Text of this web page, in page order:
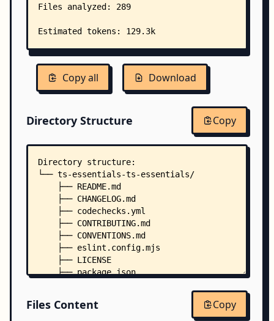
Copy all Download
Directory Structure Copy
Directory structure:
└── ts-essentials-ts-essentials/
    ├── README.md
    ├── CHANGELOG.md
    ├── codechecks.yml
    ├── CONTRIBUTING.md
    ├── CONVENTIONS.md
    ├── eslint.config.mjs
    ├── LICENSE
    ├── package.json
    ├── tsconfig.test.json
Files Content Copy